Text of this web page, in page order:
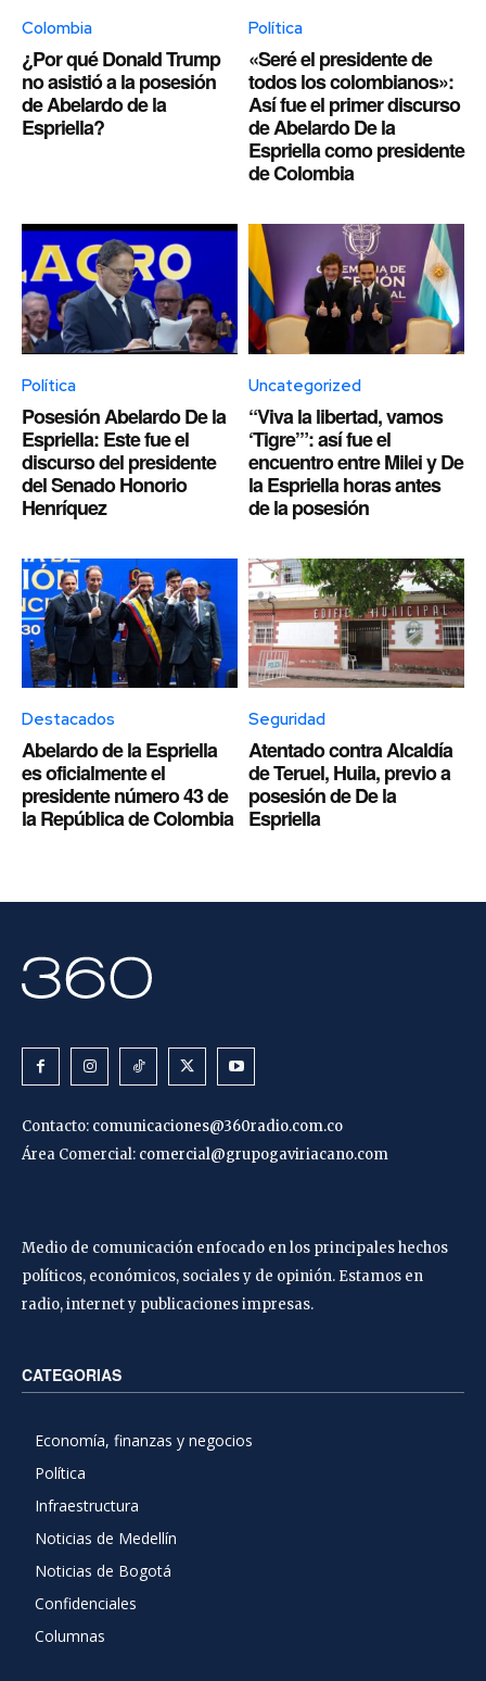
Colombia
¿Por qué Donald Trump
no asistió a la posesión
de Abelardo de la
Espriella?
Política
«Seré el presidente de
todos los colombianos»:
Así fue el primer discurso
de Abelardo De la
Espriella como presidente
de Colombia
Política
Posesión Abelardo De la
Espriella: Este fue el
discurso del presidente
del Senado Honorio
Henríquez
Uncategorized
“Viva la libertad, vamos
‘Tigre’”: así fue el
encuentro entre Milei y De
la Espriella horas antes
de la posesión
Destacados
Abelardo de la Espriella
es oficialmente el
presidente número 43 de
la República de Colombia
Seguridad
Atentado contra Alcaldía
de Teruel, Huila, previo a
posesión de De la
Espriella
Contacto: comunicaciones@360radio.com.co
Área Comercial: comercial@grupogaviriacano.com
Medio de comunicación enfocado en los principales hechos
políticos, económicos, sociales y de opinión. Estamos en
radio, internet y publicaciones impresas.
CATEGORIAS
Economía, finanzas y negocios
Política
Infraestructura
Noticias de Medellín
Noticias de Bogotá
Confidenciales
Columnas